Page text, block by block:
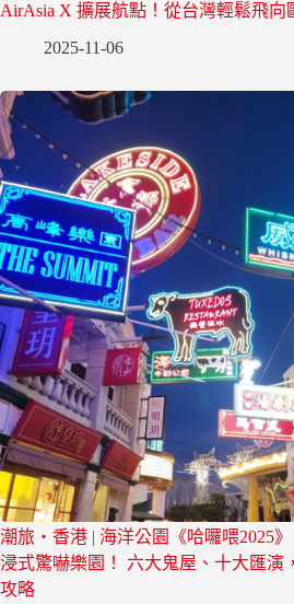
AirAsia X 擴展航點！從台灣輕鬆飛向
2025-11-06
潮旅・香港 | 海洋公園《哈囉喂2025
浸式驚嚇樂園！ 六大鬼屋、十大匯演
攻略